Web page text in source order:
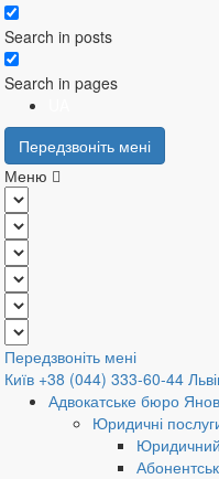
Search in posts
Search in pages
Передзвоніть мені
Меню
Передзвоніть мені
Київ +38 (044) 333-60-44
Адвокатське бюро
Юридичні
Юридичний